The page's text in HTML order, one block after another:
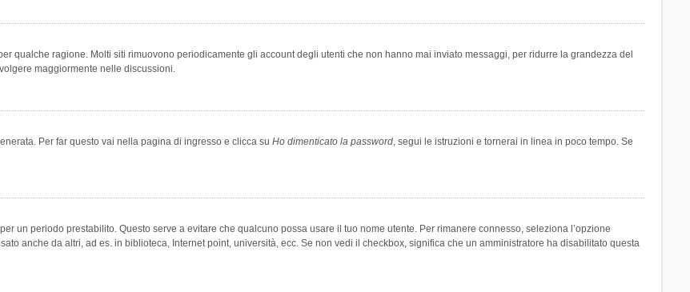
qualche ragione. Molti siti rimuovono periodicamente gli account degli utenti che non hanno mai inviato messaggi, per ridurre la grandezza del
maggiormente nelle discussioni.
Per far questo vai nella pagina di ingresso e clicca su Ho dimenticato la password, segui le istruzioni e tornerai in linea in poco tempo. Se
un periodo prestabilito. Questo serve a evitare che qualcuno possa usare il tuo nome utente. Per rimanere connesso, seleziona l’opzione
anche da altri, ad es. in biblioteca, Internet point, università, ecc. Se non vedi il checkbox, significa che un amministratore ha disabilitato questa